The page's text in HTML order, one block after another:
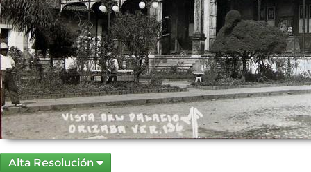
Alta Resolución